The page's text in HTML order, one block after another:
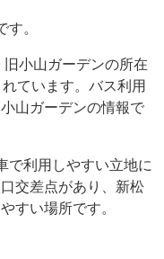
す。
小山ガーデンの所在
ています。バス利用
山ガーデンの情報で
で利用しやすい立地に
交差点があり、新松
すい場所です。